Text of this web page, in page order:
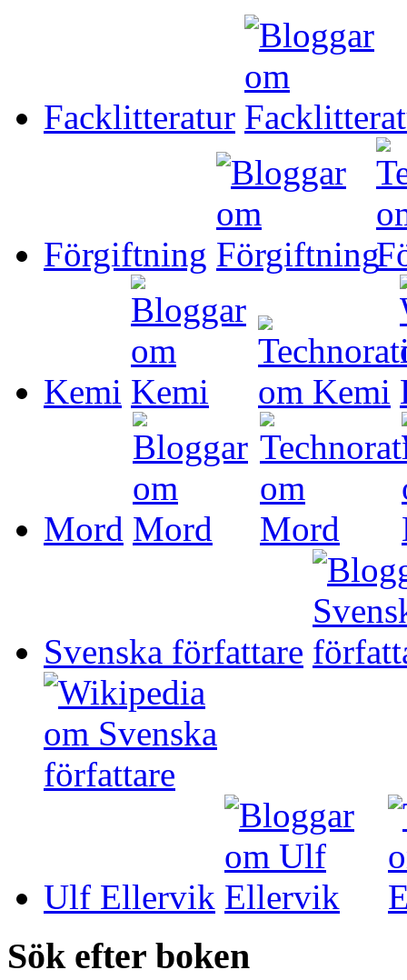
Facklitteratur
Förgiftning
Kemi
Mord
Svenska författare
Ulf Ellervik
Sök efter boken